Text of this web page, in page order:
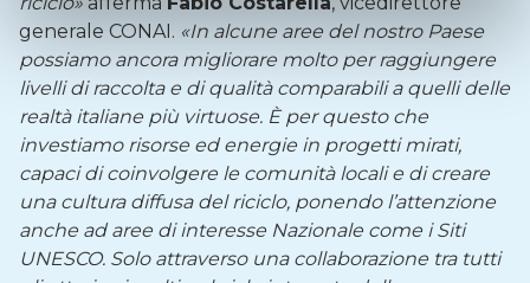
generale CONAI. «In alcune aree del nostro Paese
possiamo ancora migliorare molto per raggiungere
livelli di raccolta e di qualità comparabili a quelli delle
realtà italiane più virtuose. È per questo che
investiamo risorse ed energie in progetti mirati,
capaci di coinvolgere le comunità locali e di creare
una cultura diffusa del riciclo, ponendo l’attenzione
anche ad aree di interesse Nazionale come i Siti
UNESCO. Solo attraverso una collaborazione tra tutti